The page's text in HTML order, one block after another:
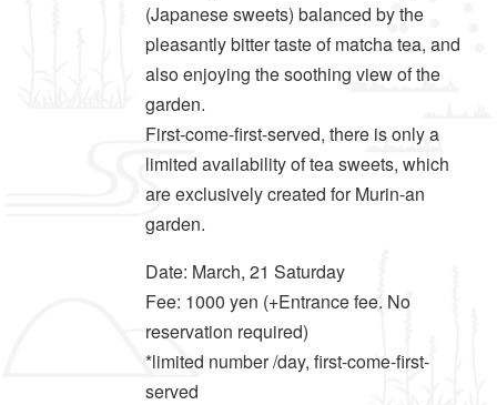
(Japanese sweets) balanced by the
pleasantly bitter taste of matcha tea, and
also enjoying the soothing view of the
garden.
First-come-first-served, there is only a
limited availability of tea sweets, which
are exclusively created for Murin-an
garden.
Date: March, 21 Saturday
Fee: 1000 yen (+Entrance fee. No
reservation required)
*limited number /day, first-come-first-
served